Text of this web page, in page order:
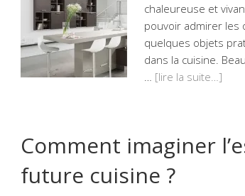
chaleureuse et
pouvoir admirer les
quelques objets
dans la cuisine.
… [lire la suite…]
Comment imaginer
future cuisine ?